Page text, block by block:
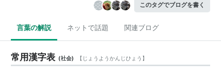
このタグでブログを書く
言葉の解説 ネットで話題 関連ブログ
常用漢字表 (社会) 【 じょうようかんじひょう 】